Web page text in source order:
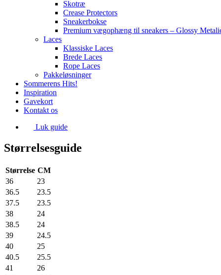
Skotræ
Crease Protectors
Sneakerbokse
Premium vægophæng til sneakers – Glossy
Laces
Klassiske Laces
Brede Laces
Rope Laces
Pakkeløsninger
Sommerens Hits!
Inspiration
Gavekort
Kontakt os
Luk guide
Størrelsesguide
Størrelse CM
36
23
36.5
23.5
37.5
23.5
38
24
38.5
24
39
24.5
40
25
40.5
25.5
41
26